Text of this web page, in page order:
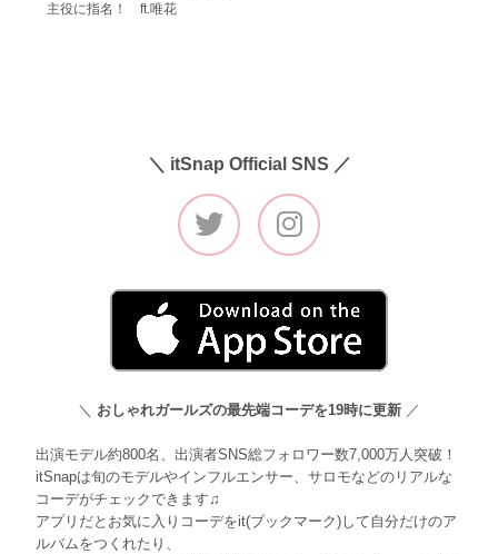
主役に指名！ ft.唯花
＼ itSnap Official SNS ／
＼ おしゃれガールズの最先端コーデを19時に更新 ／
出演モデル約800名、出演者SNS総フォロワー数7,000万人突破！
itSnapは旬のモデルやインフルエンサー、サロモなどのリアルな
コーデがチェックできます♫
アプリだとお気に入りコーデをit(ブックマーク)して自分だけのア
ルバムをつくれたり、